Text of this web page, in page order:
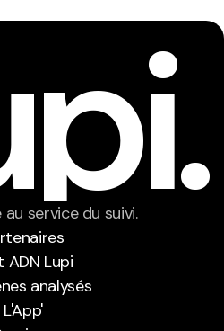
service du suivi.
ADN Lupi
ADN Lupi
analysés
analysés
L'App'